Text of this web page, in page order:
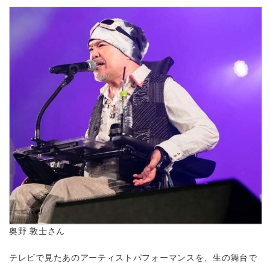
奥野 敦士さん
テレビで見たあのアーティストパフォーマンスを、生の舞台で